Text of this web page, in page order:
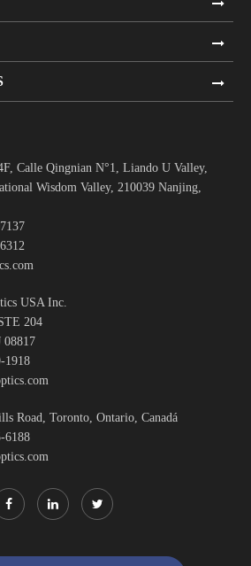
Calle Qingnian N°1, Liando U Valley,
Wisdom Valley, 210039 Nanjing,
USA Inc.
204
08817
1918
Road, Toronto, Ontario, Canadá
6188